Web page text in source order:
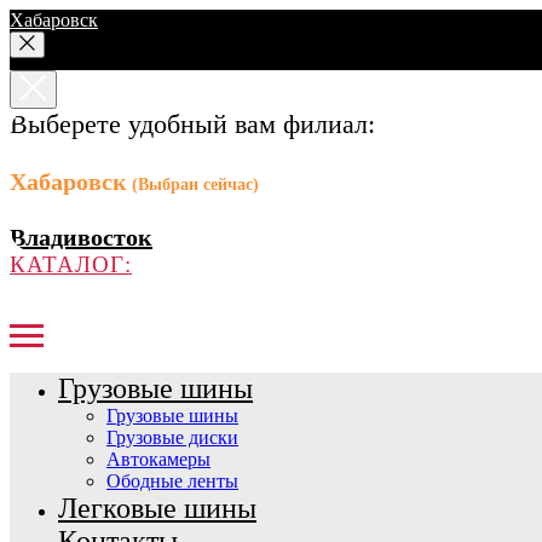
Хабаровск
Выберете удобный вам филиал:
Хабаровск (Выбран сейчас)
Владивосток
КАТАЛОГ:
Грузовые шины
Грузовые шины
Грузовые диски
Автокамеры
Ободные ленты
Легковые шины